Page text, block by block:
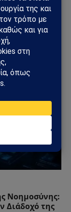
Νοημοσύνης:
Διάδοχό της